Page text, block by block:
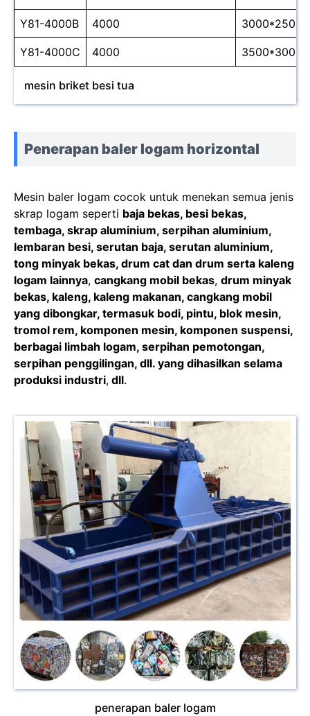
Y81-4000B 4000
Y81-4000C 4000
mesin briket besi tua
Penerapan baler logam horizontal
Mesin baler logam cocok untuk menekan semua jenis
skrap logam seperti baja bekas, besi bekas,
tembaga, skrap aluminium, serpihan aluminium,
lembaran besi, serutan baja, serutan aluminium,
tong minyak bekas, drum cat dan drum serta kaleng
logam lainnya, cangkang mobil bekas, drum minyak
bekas, kaleng, kaleng makanan, cangkang mobil
yang dibongkar, termasuk bodi, pintu, blok mesin,
tromol rem, komponen mesin, komponen suspensi,
berbagai limbah logam, serpihan pemotongan,
serpihan penggilingan, dll. yang dihasilkan selama
produksi industri, dll.
penerapan baler logam